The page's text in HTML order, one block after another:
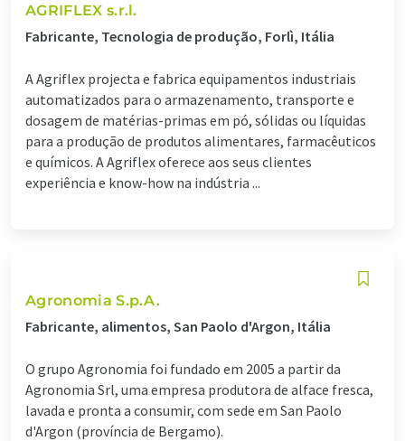
AGRIFLEX s.r.l.
Fabricante, Tecnologia de produção, Forlì, Itália
A Agriflex projecta e fabrica equipamentos industriais
automatizados para o armazenamento, transporte e
dosagem de matérias-primas em pó, sólidas ou líquidas
para a produção de produtos alimentares, farmacêuticos
e químicos. A Agriflex oferece aos seus clientes
experiência e know-how na indústria ...
Agronomia S.p.A.
Fabricante, alimentos, San Paolo d'Argon, Itália
O grupo Agronomia foi fundado em 2005 a partir da
Agronomia Srl, uma empresa produtora de alface fresca,
lavada e pronta a consumir, com sede em San Paolo
d'Argon (província de Bergamo).